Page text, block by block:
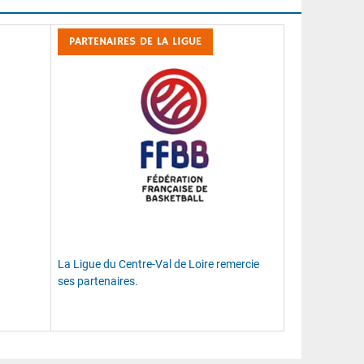
PARTENAIRES DE LA LIGUE
La Ligue du Centre-Val de Loire remercie
ses partenaires.